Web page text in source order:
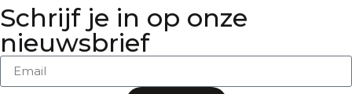
Schrijf je in op onze
nieuwsbrief